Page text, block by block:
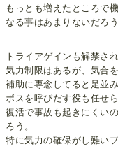
もっとも増えたところで
なる事はあまりないだろう
トライアゲインも解禁さ
気力制限はあるが、気合
補助に専念してると足並
ボスを呼びだす役も任せら
復活で事故も起きにくい
ろう。
特に気力の確保がし難い